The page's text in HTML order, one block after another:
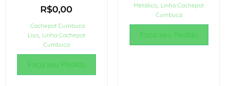
R$0,00
Cachepot Cumbuca
Liso, Linha Cachepot
Cumbuca
Faça seu Pedido
Metálico, Linha Cachepot
Cumbuca
Faça seu Pedido